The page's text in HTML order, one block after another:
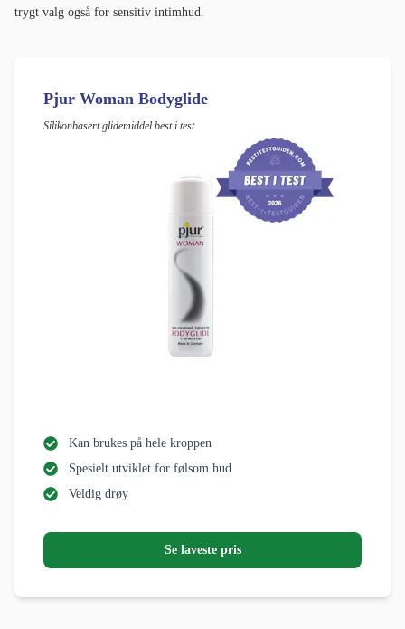
trygt valg også for sensitiv intimhud.
Pjur Woman Bodyglide
Silikonbasert glidemiddel best i test
Kan brukes på hele kroppen
Spesielt utviklet for følsom hud
Veldig drøy
Se laveste pris